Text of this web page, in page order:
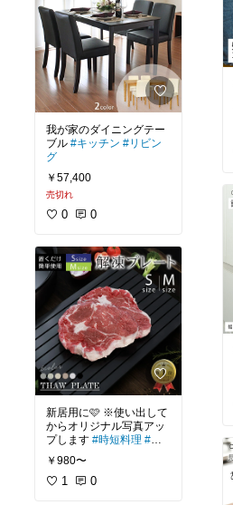
我が家のダイニングテー
ブル #キッチン #リビン
グ
￥57,400
売切れ
0 0
新居用に🩷 ※使い出して
からオリジナル写真アッ
プします #時短料理 #あ
ったら便利
かった
￥980〜
1 0